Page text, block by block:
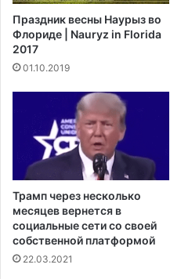
т
а
т
е
м
а
й
т
р
е
-
Й
р
к
е
т
д
о
р
Праздник весны Наурыз во
Флориде | Nauryz in Florida
2017
01.10.2019
Трамп через несколько
месяцев вернется в
социальные сети со своей
собственной платформой
22.03.2021